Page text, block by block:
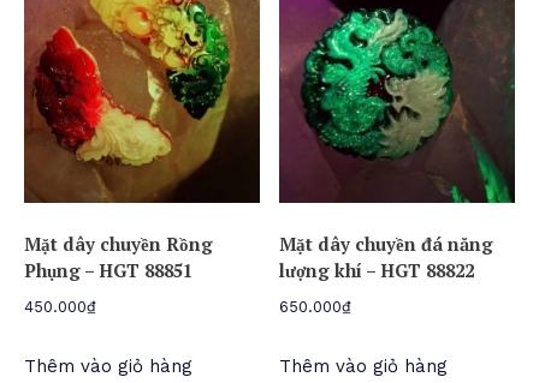
Mặt dây chuyền Rồng
Phụng – HGT 88851
450.000₫
Thêm vào giỏ hàng
Mặt dây chuyền đá năng
lượng khí – HGT 88822
650.000₫
Thêm vào giỏ hàng